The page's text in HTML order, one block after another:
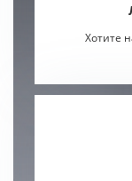
Хотите